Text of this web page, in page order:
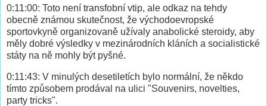
0:11:00: Toto není transfobní vtip, ale odkaz na tehdy
obecně známou skutečnost, že východoevropské
sportovkyně organizovaně užívaly anabolické steroidy, aby
měly dobré výsledky v mezinárodních kláních a socialistické
státy na ně mohly být pyšné.
0:11:43: V minulých desetiletích bylo normální, že někdo
tímto způsobem prodával na ulici "Souvenirs, novelties,
party tricks".